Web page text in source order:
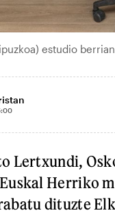
estudio
Lertxundi,
Herriko
dituzte